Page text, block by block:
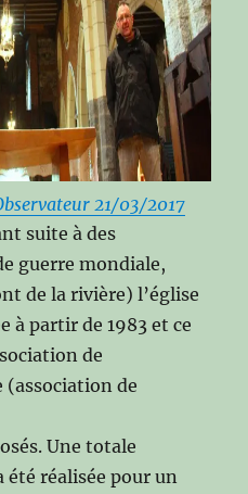
21/03/2017
suite à des
guerre mondiale,
de la rivière) l’église
à partir de 1983 et ce
de
(association de
Une totale
réalisée pour un